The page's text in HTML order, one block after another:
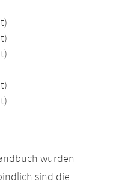
wurden
sind die